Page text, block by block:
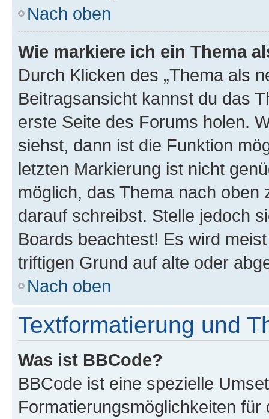
Nach oben
Wie markiere ich ein Thema
Durch Klicken des „Thema als
Beitragsansicht kannst du das
erste Seite des Forums holen.
siehst, dann ist die Funktion
letzten Markierung ist nicht
möglich, das Thema nach oben
darauf schreibst. Stelle jedoch
Boards beachtest! Es wird
triftigen Grund auf alte oder
Nach oben
Textformatierung und
Was ist BBCode?
BBCode ist eine spezielle
Formatierungsmöglichkeiten